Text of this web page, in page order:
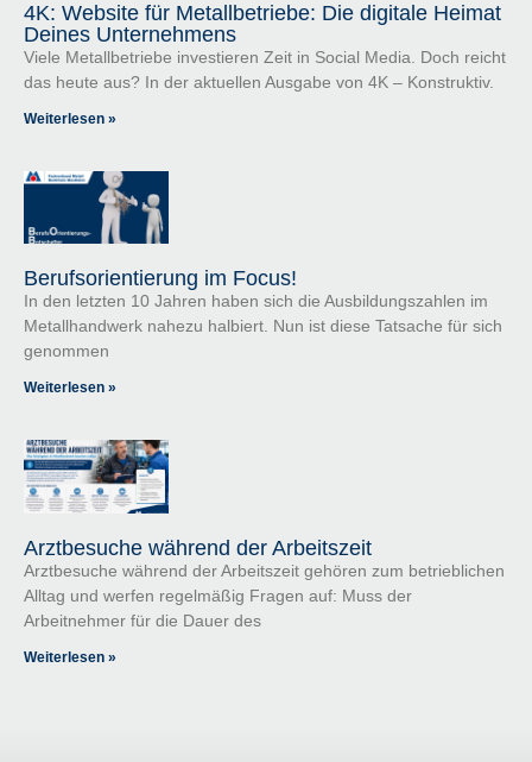
4K: Website für Metallbetriebe: Die digitale Heimat
Deines Unternehmens
Viele Metallbetriebe investieren Zeit in Social Media. Doch reicht
das heute aus? In der aktuellen Ausgabe von 4K – Konstruktiv.
Weiterlesen »
Berufsorientierung im Focus!
In den letzten 10 Jahren haben sich die Ausbildungszahlen im
Metallhandwerk nahezu halbiert. Nun ist diese Tatsache für sich
genommen
Weiterlesen »
Arztbesuche während der Arbeitszeit
Arztbesuche während der Arbeitszeit gehören zum betrieblichen
Alltag und werfen regelmäßig Fragen auf: Muss der
Arbeitnehmer für die Dauer des
Weiterlesen »